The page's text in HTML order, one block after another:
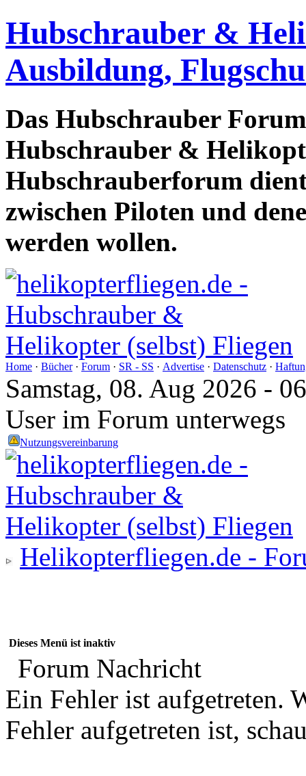
Hubschrauber &
Ausbildung,
Das Hubschrauber
Hubschrauber &
Hubschrauberforum
zwischen Piloten und
werden wollen.
Home · Bücher· Forum · SR - SS · Advertise · Datenschutz ·
Samstag, 08. Aug 2026 -
User im Forum unterwegs
Nutzungsvereinbarung
Helikopterfliegen.de -
Dieses Menü ist inaktiv
Forum Nachricht
Ein Fehler ist aufgetreten.
Fehler aufgetreten ist,